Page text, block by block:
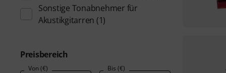
Sonstige Tonabnehmer für
Akustikgitarren (1)
Preisbereich
Von (€) Bis (€)